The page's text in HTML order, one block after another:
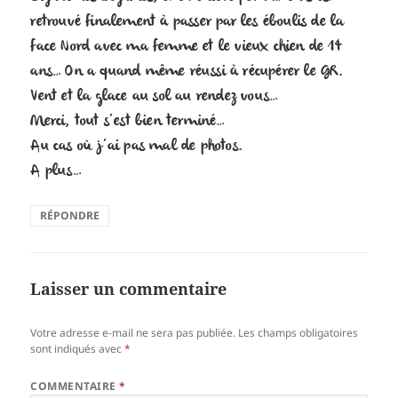
retrouvé finalement à passer par les éboulis de la
face Nord avec ma femme et le vieux chien de 14
ans… On a quand même réussi à récupérer le GR.
Vent et la glace au sol au rendez vous…
Merci, tout s’est bien terminé…
Au cas où j’ai pas mal de photos.
A plus…
RÉPONDRE
Laisser un commentaire
Votre adresse e-mail ne sera pas publiée. Les champs obligatoires
sont indiqués avec*
COMMENTAIRE*